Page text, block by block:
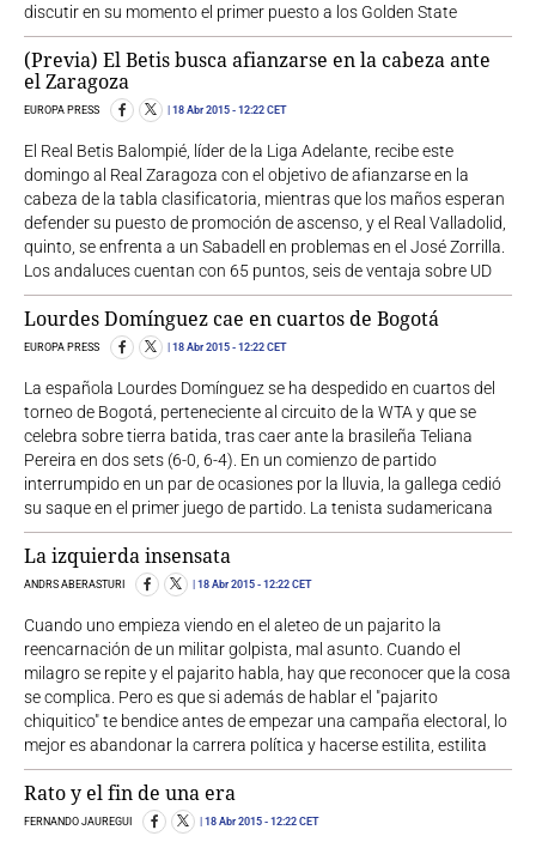
discutir en su momento el primer puesto a los Golden State
(Previa) El Betis busca afianzarse en la cabeza ante
el Zaragoza
EUROPA PRESS 18 Abr 2015 - 12:22 CET
El Real Betis Balompié, líder de la Liga Adelante, recibe este
domingo al Real Zaragoza con el objetivo de afianzarse en la
cabeza de la tabla clasificatoria, mientras que los maños esperan
defender su puesto de promoción de ascenso, y el Real Valladolid,
quinto, se enfrenta a un Sabadell en problemas en el José Zorrilla.
Los andaluces cuentan con 65 puntos, seis de ventaja sobre UD
Lourdes Domínguez cae en cuartos de Bogotá
EUROPA PRESS 18 Abr 2015 - 12:22 CET
La española Lourdes Domínguez se ha despedido en cuartos del
torneo de Bogotá, perteneciente al circuito de la WTA y que se
celebra sobre tierra batida, tras caer ante la brasileña Teliana
Pereira en dos sets (6-0, 6-4). En un comienzo de partido
interrumpido en un par de ocasiones por la lluvia, la gallega cedió
su saque en el primer juego de partido. La tenista sudamericana
La izquierda insensata
ANDRS ABERASTURI 18 Abr 2015 - 12:22 CET
Cuando uno empieza viendo en el aleteo de un pajarito la
reencarnación de un militar golpista, mal asunto. Cuando el
milagro se repite y el pajarito habla, hay que reconocer que la cosa
se complica. Pero es que si además de hablar el "pajarito
chiquitico" te bendice antes de empezar una campaña electoral, lo
mejor es abandonar la carrera política y hacerse estilita, estilita
Rato y el fin de una era
FERNANDO JAUREGUI 18 Abr 2015 - 12:22 CET